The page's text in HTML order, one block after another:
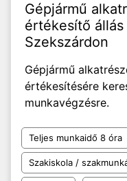
Gépjármű
értékesítő állás
Szekszárdon
Gépjármű
értékesítésére
munkavégzésre.
Teljes munkaidő 8 óra
Szakiskola /